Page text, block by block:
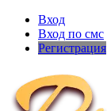
Вход
Вход по смс
Регистрация